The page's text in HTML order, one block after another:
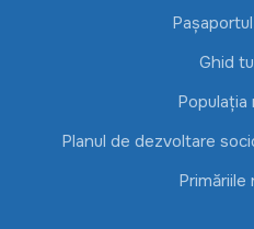
Ghid
Populația
Planul de dezvoltare
Primăriile